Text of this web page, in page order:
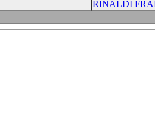
RINALDI